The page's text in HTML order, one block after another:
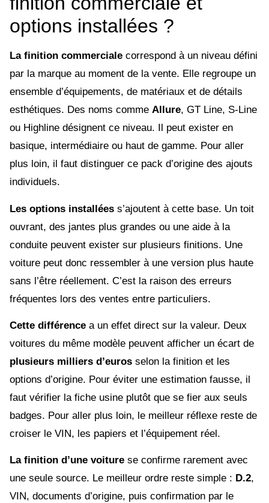
options installées ?
La finition commerciale correspond à un niveau défini
par la marque au moment de la vente. Elle regroupe un
ensemble d’équipements, de matériaux et de détails
esthétiques. Des noms comme Allure, GT Line, S-Line
ou Highline désignent ce niveau. Il peut exister en
basique, intermédiaire ou haut de gamme. Pour aller
plus loin, il faut distinguer ce pack d’origine des ajouts
individuels.
Les options installées s’ajoutent à cette base. Un toit
ouvrant, des jantes plus grandes ou une aide à la
conduite peuvent exister sur plusieurs finitions. Une
voiture peut donc ressembler à une version plus haute
sans l’être réellement. C’est la raison des erreurs
fréquentes lors des ventes entre particuliers.
Cette différence a un effet direct sur la valeur. Deux
voitures du même modèle peuvent afficher un écart de
plusieurs milliers d’euros selon la finition et les
options d’origine. Pour éviter une estimation fausse, il
faut vérifier la fiche usine plutôt que se fier aux seuls
badges. Pour aller plus loin, le meilleur réflexe reste de
croiser le VIN, les papiers et l’équipement réel.
La finition d’une voiture se confirme rarement avec
une seule source. Le meilleur ordre reste simple : D.2,
VIN, documents d’origine, puis confirmation par le